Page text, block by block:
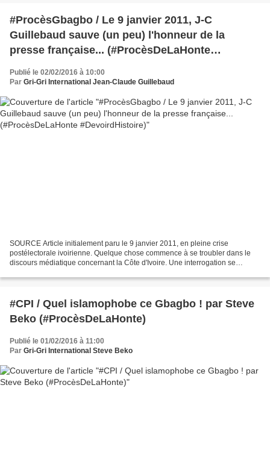
#ProcèsGbagbo / Le 9 janvier 2011, J-C
Guillebaud sauve (un peu) l'honneur de la
presse française... (#ProcèsDeLaHonte
#DevoirdHistoire)
Publié le 02/02/2016 à 10:00
Par Gri-Gri International Jean-Claude Guillebaud
SOURCE Article initialement paru le 9 janvier 2011, en pleine crise
postélectorale ivoirienne. Quelque chose commence à se troubler dans le
discours médiatique concernant la Côte d'Ivoire. Une interrogation se
#CPI / Quel islamophobe ce Gbagbo ! par Steve
Beko (#ProcèsDeLaHonte)
Publié le 01/02/2016 à 11:00
Par Gri-Gri International Steve Beko